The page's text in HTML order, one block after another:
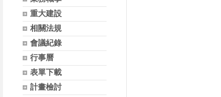
重大建設
相關法規
會議紀錄
行事曆
表單下載
計畫檢討